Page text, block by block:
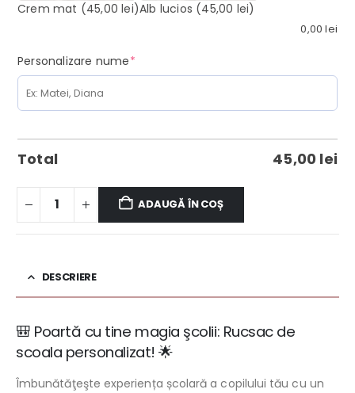
Crem mat (45,00 lei)Alb lucios (45,00 lei)
0,00lei
Personalizare nume*(required)
Total 45,00 lei
ADAUGĂ ÎN COȘ
DESCRIERE
🎒 Poartă cu tine magia şcolii: Rucsac de
scoala personalizat! 🌟
Îmbunătăţeşte experiența școlară a copilului tău cu un